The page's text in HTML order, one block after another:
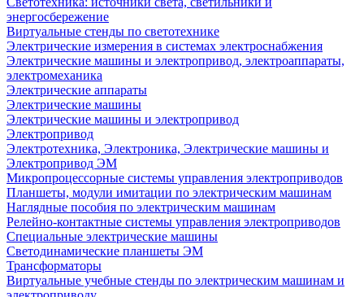
энергосбережение
Виртуальные стенды по светотехнике
Электрические измерения в системах электроснабжения
Электрические машины и электропривод, электроаппараты,
электромеханика
Электрические аппараты
Электрические машины
Электрические машины и электропривод
Электропривод
Электротехника, Электроника, Электрические машины и
Электропривод ЭМ
Микропроцессорные системы управления электроприводов
Планшеты, модули имитации по электрическим машинам
Наглядные пособия по электрическим машинам
Релейно-контактные системы управления электроприводов
Специальные электрические машины
Светодинамические планшеты ЭМ
Трансформаторы
Виртуальные учебные стенды по электрическим машинам и